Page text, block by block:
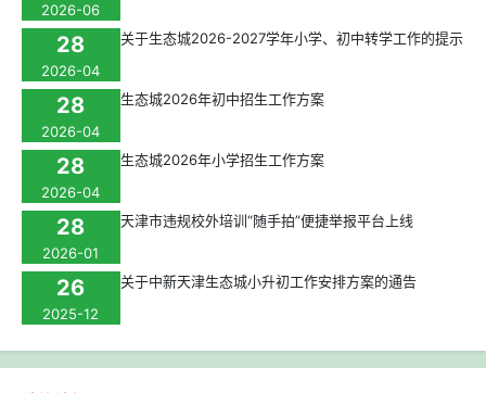
2026-06
28
2026-04
关于生态城2026-2027学年小学、初中转学工作的提示
28
2026-04
生态城2026年初中招生工作方案
28
2026-04
生态城2026年小学招生工作方案
28
2026-01
天津市违规校外培训“随手拍”便捷举报平台上线
26
2025-12
关于中新天津生态城小升初工作安排方案的通告